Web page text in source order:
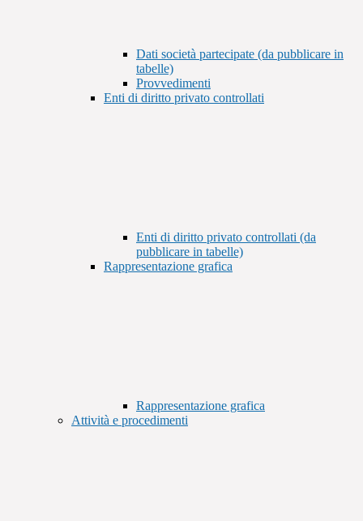
Dati società partecipate (da pubblicare in
tabelle)
Provvedimenti
Enti di diritto privato controllati
Enti di diritto privato controllati (da
pubblicare in tabelle)
Rappresentazione grafica
Rappresentazione grafica
Attività e procedimenti